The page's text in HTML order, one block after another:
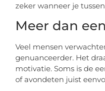
zeker wanneer je
Meer dan
Veel mensen
genuanceerder. Het
motivatie. Soms is de
of avondeten juist